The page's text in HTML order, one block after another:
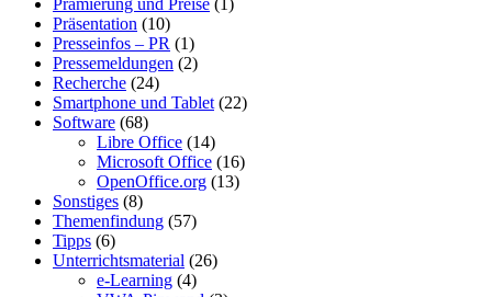
Präsentation (10)
Presseinfos – PR (1)
Pressemeldungen (2)
Recherche (24)
Smartphone und Tablet (22)
Software (68)
Libre Office (14)
Microsoft Office (16)
OpenOffice.org (13)
Sonstiges (8)
Themenfindung (57)
Tipps (6)
Unterrichtsmaterial (26)
e-Learning (4)